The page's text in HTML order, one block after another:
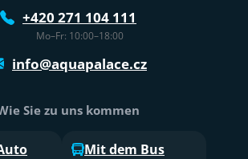
+420 271 104 111
Mo–Fr: 10:00–18:00
info@aquapalace.cz
Sie zu uns kommen
Mit dem Bus